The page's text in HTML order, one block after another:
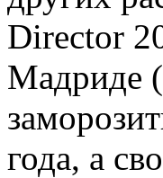
Director
Мадриде
года, а